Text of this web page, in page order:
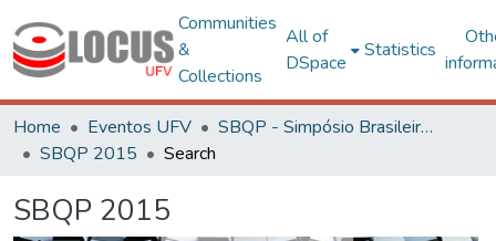
Communities
&
Collections
All of
DSpace
Statistics
Home Eventos UFV
SBQP - Simpósio Brasileiro de Qualidade do Projeto no Ambiente Construído
SBQP 2015
Search
SBQP 2015